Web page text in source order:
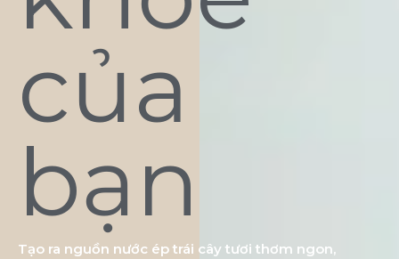
của
bạn
Tạo ra nguồn nước ép trái cây tươi thơm ngon,